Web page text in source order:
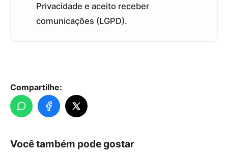
Privacidade e aceito receber
comunicações (LGPD).
Compartilhe:
Você também pode gostar